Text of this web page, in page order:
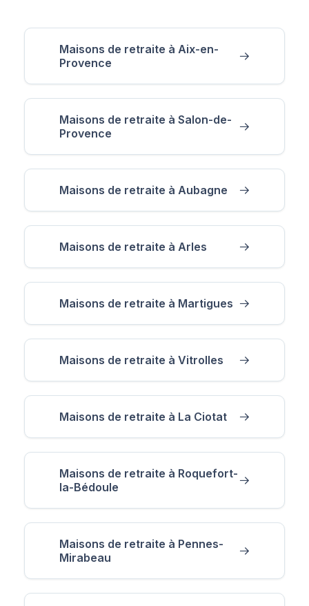
Maisons de retraite à Aix-en-
Provence
Maisons de retraite à Salon-de-
Provence
Maisons de retraite à Aubagne
Maisons de retraite à Arles
Maisons de retraite à Martigues
Maisons de retraite à Vitrolles
Maisons de retraite à La Ciotat
Maisons de retraite à Roquefort-
la-Bédoule
Maisons de retraite à Pennes-
Mirabeau